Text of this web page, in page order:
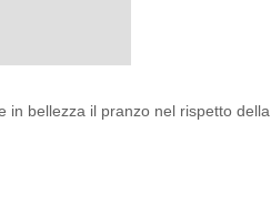
in bellezza il pranzo nel rispetto della